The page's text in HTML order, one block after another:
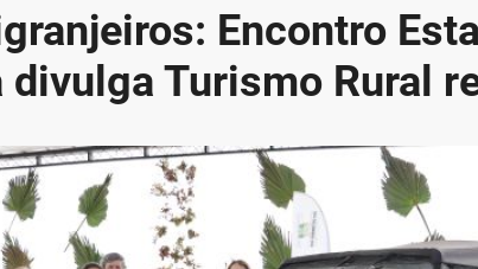
Encontro
divulga Turismo Rural